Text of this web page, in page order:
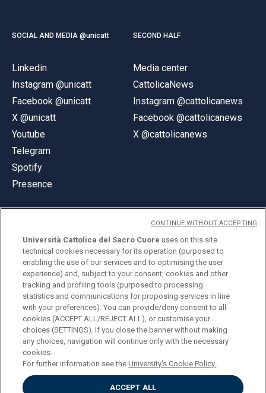
SOCIAL AND MEDIA @unicatt
Linkedin
Instagram @unicatt
Facebook @unicatt
X @unicatt
Youtube
Telegram
Spotify
Presence
SECOND HALF
Media center
CattolicaNews
Instagram @cattolicanews
Facebook @cattolicanews
X @cattolicanews
© Università Cattolica del Sacro Cuore
Largo A. Gemelli 1, 20123 Milan
PI 02133120150
ENGLISH
Università Cattolica del Sacro Cuore uses on this site
technical cookies necessary for its operation (purposed to
enabling the use of our services and to optimising the user
experience) and, subject to your consent, cookies and other
tracking and profiling tools (purposed to processing
statistics and communications for proposing services in line
with your preferences). You can provide/deny consent to all
cookies (ACCEPT ALL/REJECT ALL), or customise your
choices (SETTINGS). If you close the banner without making
any choices, navigation will continue only with the necessary
cookies.
For further information see theUniversity's Cookie Policy.
ACCEPT ALL
CONTINUE WITHOUT ACCEPTING